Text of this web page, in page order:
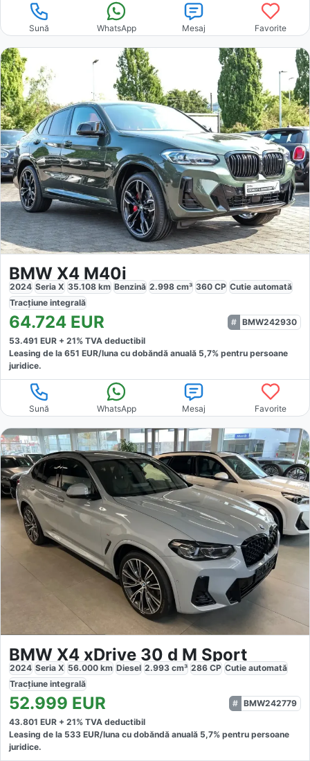
Sună WhatsApp Mesaj Favorite
BMW X4 M40i
2024 Seria X 35.108 km Benzină 2.998 cm³ 360 CP Cutie automată
Tracțiune integrală
64.724 EUR
BMW242930
53.491 EUR + 21% TVA deductibil
Leasing de la 651 EUR/luna cu dobăndă anuală 5,7% pentru persoane
juridice.
Sună WhatsApp Mesaj Favorite
BMW X4 xDrive 30 d M Sport
2024 Seria X 56.000 km Diesel 2.993 cm³ 286 CP Cutie automată
Tracțiune integrală
52.999 EUR
BMW242779
43.801 EUR + 21% TVA deductibil
Leasing de la 533 EUR/luna cu dobăndă anuală 5,7% pentru persoane
juridice.